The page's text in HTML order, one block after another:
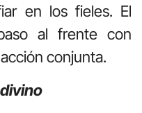
en los fieles. El
al frente con
conjunta.